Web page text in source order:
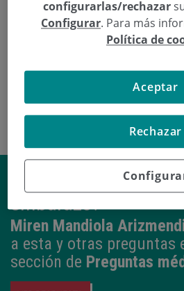
Dr. Luis M. López
¿Cuánto se tarda el
embarazo?
Miren Mandiola
a esta y otras preguntas
sección de Preguntas
configurarlas/rechazar
Configurar. Para más
Política de
Rechazar
Aceptar